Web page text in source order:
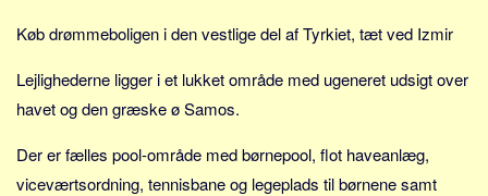
Frankrig
Sverige
Norge
Thailand
Italien
Køb drømmeboligen i den vestlige del af Tyrkiet, tæt ved Izmir
Lejlighederne ligger i et lukket område med ugeneret udsigt over
havet og den græske ø Samos.
Der er fælles pool-område med børnepool, flot haveanlæg,
viceværtsordning, tennisbane og legeplads til børnene samt